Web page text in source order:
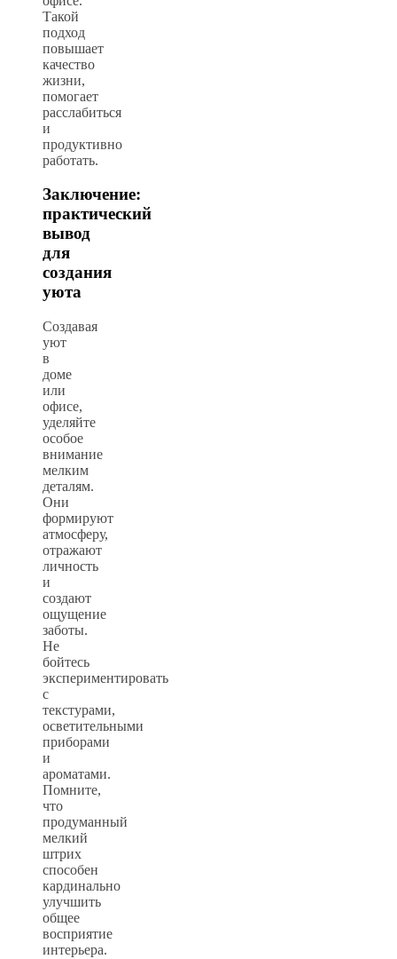
Такой
подход
повышает
качество
жизни,
помогает
расслабиться
и
продуктивно
работать.
Заключение:
практический
вывод
для
создания
уюта
Создавая
уют
в
доме
или
офисе,
уделяйте
особое
внимание
мелким
деталям.
Они
формируют
атмосферу,
отражают
личность
и
создают
ощущение
заботы.
Не
бойтесь
экспериментировать
с
текстурами,
осветительными
приборами
и
ароматами.
Помните,
что
продуманный
мелкий
штрих
способен
кардинально
улучшить
общее
восприятие
интерьера.